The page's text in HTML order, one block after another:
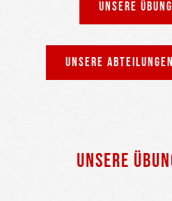
UNSERE
UNSERE
UNSERE